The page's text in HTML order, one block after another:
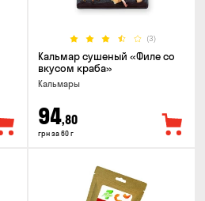
(3)
Кальмар сушеный «Филе со
вкусом краба»
Кальмары
94,80
грн за 60 г